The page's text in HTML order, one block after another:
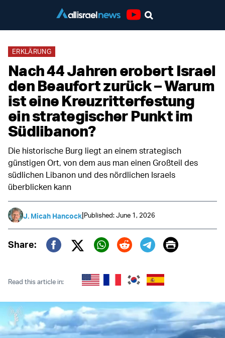
ERKLÄRUNG
Nach 44 Jahren erobert Israel
den Beaufort zurück – Warum
ist eine Kreuzritterfestung
ein strategischer Punkt im
Südlibanon?
Die historische Burg liegt an einem strategisch
günstigen Ort, von dem aus man einen Großteil des
südlichen Libanon und des nördlichen Israels
überblicken kann
J. Micah Hancock|Published: June 1, 2026
Share:
Twitter (X)
Print
Read this article in: